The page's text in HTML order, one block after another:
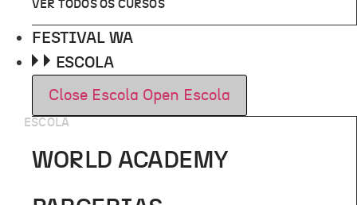
VER TODOS OS CURSOS
FESTIVAL WA
ESCOLA
Close Escola Open Escola
ESCOLA
WORLD ACADEMY